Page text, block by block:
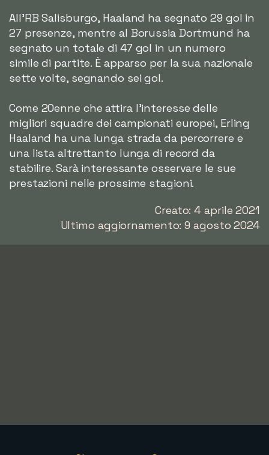
All'RB Salisburgo, Haaland ha segnato 29 gol in
27 presenze, mentre al Borussia Dortmund ha
segnato un totale di 47 gol in un numero
simile di partite. È apparso per la sua nazionale
sette volte, segnando sei gol.
Come 20enne che attira l'interesse delle
migliori squadre dei campionati europei, Erling
Haaland ha una lunga strada da percorrere e
una lista altrettanto lunga di record da
stabilire. Sarà interessante osservare le sue
prestazioni nelle prossime stagioni.
Creato: 4 aprile 2021
Ultimo aggiornamento: 9 agosto 2024